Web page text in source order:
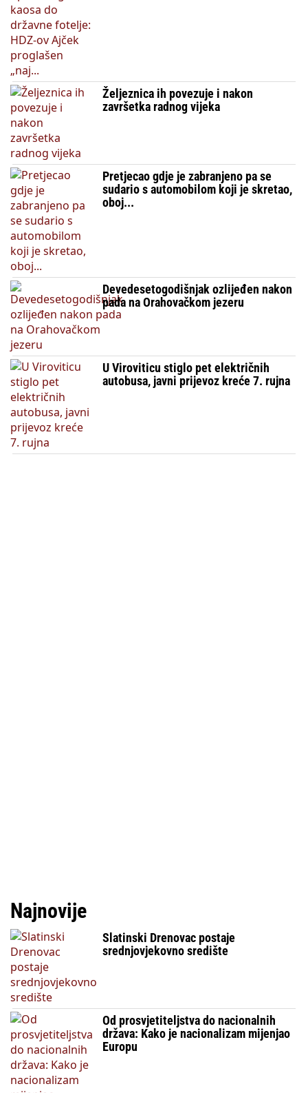
Željeznica ih povezuje i nakon
završetka radnog vijeka
Pretjecao gdje je zabranjeno pa se
sudario s automobilom koji je skretao,
oboj...
Devedesetogodišnjak ozlijeđen nakon
pada na Orahovačkom jezeru
U Viroviticu stiglo pet električnih
autobusa, javni prijevoz kreće 7. rujna
Najnovije
Slatinski Drenovac postaje
srednjovjekovno središte
Od prosvjetiteljstva do nacionalnih
država: Kako je nacionalizam mijenjao
Europu